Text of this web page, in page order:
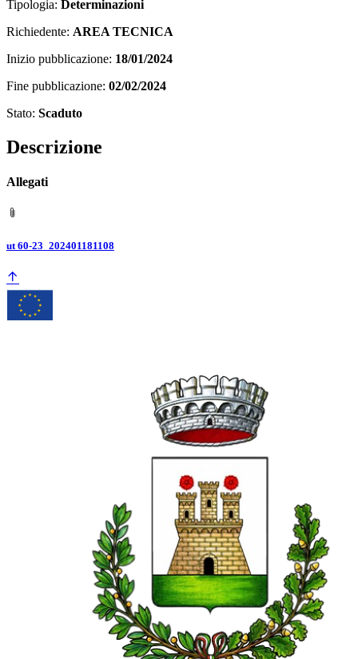
Tipologia: Determinazioni
Richiedente: AREA TECNICA
Inizio pubblicazione: 18/01/2024
Fine pubblicazione: 02/02/2024
Stato: Scaduto
Descrizione
Allegati
ut 60-23_202401181108